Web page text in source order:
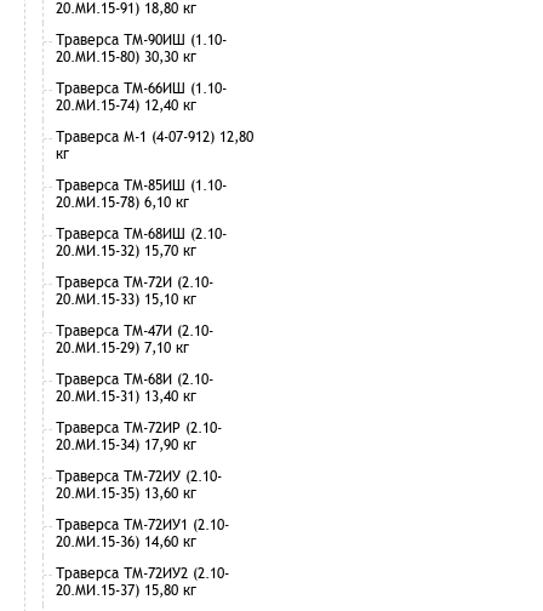
20.МИ.15-91) 18,80 кг
Траверса ТМ-90ИШ (1.10-
20.МИ.15-80) 30,30 кг
Траверса ТМ-66ИШ (1.10-
20.МИ.15-74) 12,40 кг
Траверса М-1 (4-07-912) 12,80
кг
Траверса ТМ-85ИШ (1.10-
20.МИ.15-78) 6,10 кг
Траверса ТМ-68ИШ (2.10-
20.МИ.15-32) 15,70 кг
Траверса ТМ-72И (2.10-
20.МИ.15-33) 15,10 кг
Траверса ТМ-47И (2.10-
20.МИ.15-29) 7,10 кг
Траверса ТМ-68И (2.10-
20.МИ.15-31) 13,40 кг
Траверса ТМ-72ИР (2.10-
20.МИ.15-34) 17,90 кг
Траверса ТМ-72ИУ (2.10-
20.МИ.15-35) 13,60 кг
Траверса ТМ-72ИУ1 (2.10-
20.МИ.15-36) 14,60 кг
Траверса ТМ-72ИУ2 (2.10-
20.МИ.15-37) 15,80 кг